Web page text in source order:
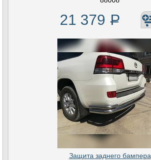
21 379 Р
Защита заднего бампера